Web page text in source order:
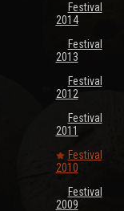
Festival
2014
Festival
2013
Festival
2012
Festival
2011
Festival
2010
Festival
2009